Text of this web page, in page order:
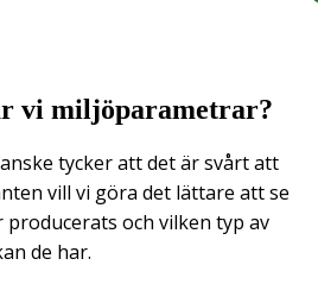
vi miljöparametrar?
tycker att det är svårt att
vill vi göra det lättare att se
och vilken typ av
de har.